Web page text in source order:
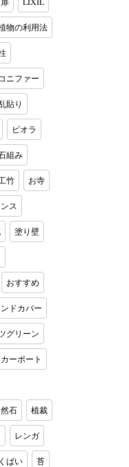
物の利用法
コニファー
貼り
ビオラ
組み
竹 お寺
ス
塗り壁
おすすめ
ドカバー
グリーン
カーポート
石 植裁
レンガ
ばい 苔